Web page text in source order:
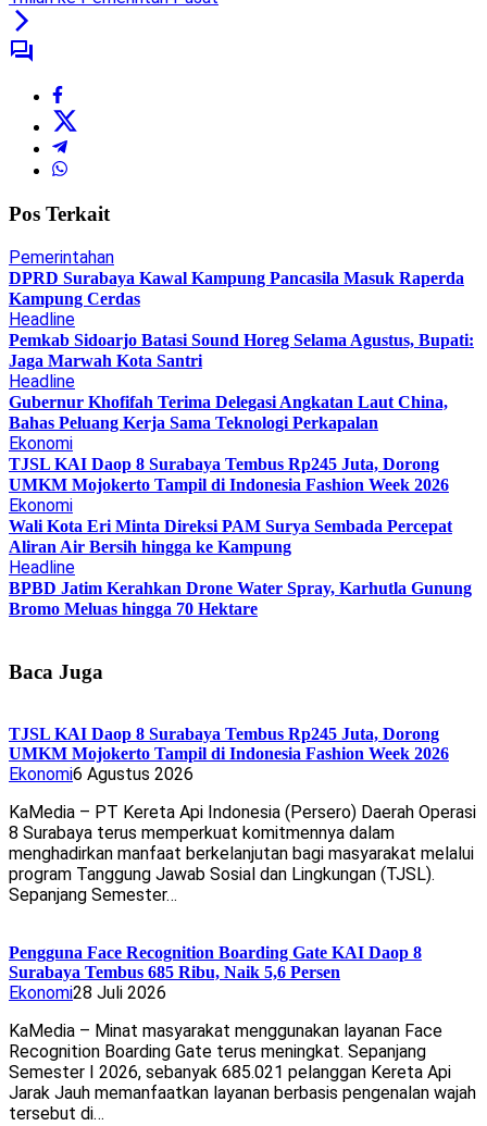
Pos Terkait
Pemerintahan
DPRD Surabaya Kawal Kampung Pancasila Masuk Raperda
Kampung Cerdas
Headline
Pemkab Sidoarjo Batasi Sound Horeg Selama Agustus, Bupati:
Jaga Marwah Kota Santri
Headline
Gubernur Khofifah Terima Delegasi Angkatan Laut China,
Bahas Peluang Kerja Sama Teknologi Perkapalan
Ekonomi
TJSL KAI Daop 8 Surabaya Tembus Rp245 Juta, Dorong
UMKM Mojokerto Tampil di Indonesia Fashion Week 2026
Ekonomi
Wali Kota Eri Minta Direksi PAM Surya Sembada Percepat
Aliran Air Bersih hingga ke Kampung
Headline
BPBD Jatim Kerahkan Drone Water Spray, Karhutla Gunung
Bromo Meluas hingga 70 Hektare
Baca Juga
TJSL KAI Daop 8 Surabaya Tembus Rp245 Juta, Dorong
UMKM Mojokerto Tampil di Indonesia Fashion Week 2026
Ekonomi6 Agustus 2026
KaMedia – PT Kereta Api Indonesia (Persero) Daerah Operasi
8 Surabaya terus memperkuat komitmennya dalam
menghadirkan manfaat berkelanjutan bagi masyarakat melalui
program Tanggung Jawab Sosial dan Lingkungan (TJSL).
Sepanjang Semester…
Pengguna Face Recognition Boarding Gate KAI Daop 8
Surabaya Tembus 685 Ribu, Naik 5,6 Persen
Ekonomi28 Juli 2026
KaMedia – Minat masyarakat menggunakan layanan Face
Recognition Boarding Gate terus meningkat. Sepanjang
Semester I 2026, sebanyak 685.021 pelanggan Kereta Api
Jarak Jauh memanfaatkan layanan berbasis pengenalan wajah
tersebut di…